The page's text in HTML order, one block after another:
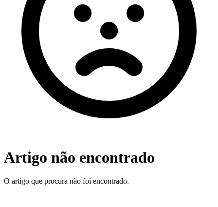
Artigo não encontrado
O artigo que procura não foi encontrado.